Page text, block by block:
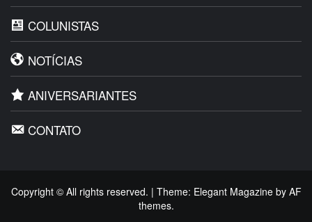
COLUNISTAS
NOTÍCIAS
ANIVERSARIANTES
CONTATO
Copyright © All rights reserved. | Theme: Elegant Magazineby AF
themes.